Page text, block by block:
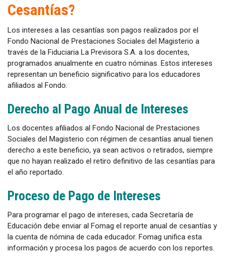
Cesantías?
Los intereses a las cesantías son pagos realizados por el
Fondo Nacional de Prestaciones Sociales del Magisterio a
través de la Fiduciaria La Previsora S.A. a los docentes,
programados anualmente en cuatro nóminas. Estos intereses
representan un beneficio significativo para los educadores
afiliados al Fondo.
Derecho al Pago Anual de Intereses
Los docentes afiliados al Fondo Nacional de Prestaciones
Sociales del Magisterio con régimen de cesantías anual tienen
derecho a este beneficio, ya sean activos o retirados, siempre
que no hayan realizado el retiro definitivo de las cesantías para
el año reportado.
Proceso de Pago de Intereses
Para programar el pago de intereses, cada Secretaría de
Educación debe enviar al Fomag el reporte anual de cesantías y
la cuenta de nómina de cada educador. Fomag unifica esta
información y procesa los pagos de acuerdo con los reportes.